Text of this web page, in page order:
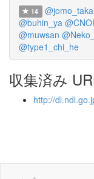
14
@buhin_ya
@muwsan
@type1_chi_he
収集済み
http://